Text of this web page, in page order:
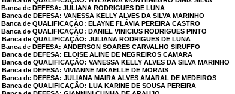
Banca de DEFESA: JULIANA RODRIGUES DE LUNA
Banca de DEFESA: VANESSA KELLY ALVES DA SILVA MARINHO
Banca de QUALIFICAÇÃO: ELAYNE FLÁVIA PEREIRA CASTRO
Banca de QUALIFICAÇÃO: DANIEL VINICIUS RODRIGUES PINTO
Banca de QUALIFICAÇÃO: JULIANA RODRIGUES DE LUNA
Banca de DEFESA: ANDERSON SOARES CARVALHO SIRUFFO
Banca de DEFESA: ELOISE ALINE DE NEGREIROS CAMARA
Banca de QUALIFICAÇÃO: VANESSA KELLY ALVES DA SILVA MARINHO
Banca de DEFESA: VIVIANNE MIKAELLE DE MORAIS
Banca de DEFESA: JULIANA MAIRA ALVES AMARAL DE MEDEIROS
Banca de QUALIFICAÇÃO: LUA KARINE DE SOUSA PEREIRA